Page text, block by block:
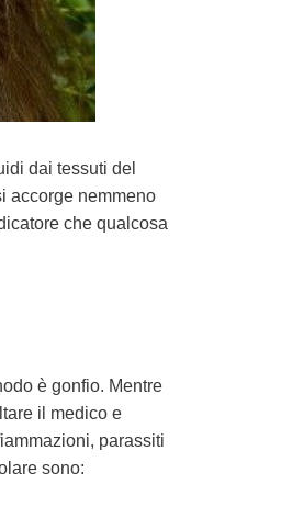
dai tessuti del
accorge nemmeno
che qualcosa
è gonfio. Mentre
il medico e
parassiti
sono: